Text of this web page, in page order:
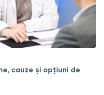
cauze și opțiuni de